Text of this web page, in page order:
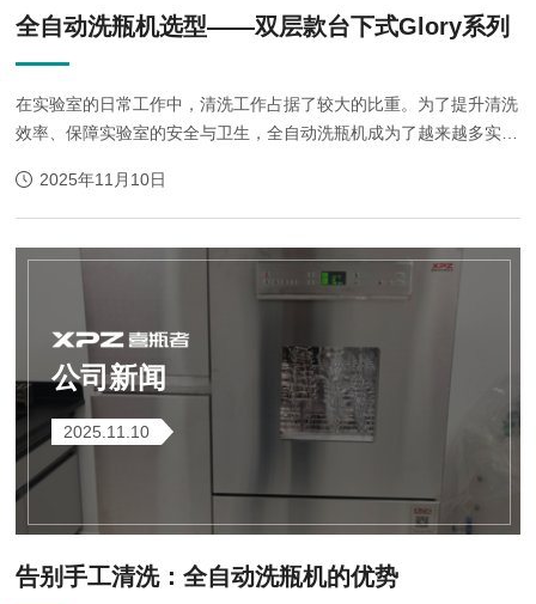
全自动洗瓶机选型——双层款台下式Glory系列
在实验室的日常工作中，清洗工作占据了较大的比重。为了提升清洗
效率、保障实验室的安全与卫生，全自动洗瓶机成为了越来越多实验
Glory系列。一、双层设计，提...
2025年11月10日
公司新闻
2025.11.10
告别手工清洗：全自动洗瓶机的优势